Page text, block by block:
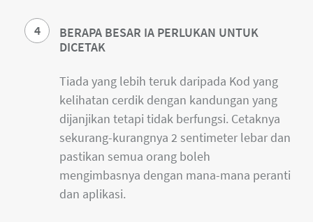
4
BERAPA BESAR IA PERLUKAN UNTUK
DICETAK
Tiada yang lebih teruk daripada Kod yang
kelihatan cerdik dengan kandungan yang
dijanjikan tetapi tidak berfungsi. Cetaknya
sekurang-kurangnya 2 sentimeter lebar dan
pastikan semua orang boleh
mengimbasnya dengan mana-mana peranti
dan aplikasi.